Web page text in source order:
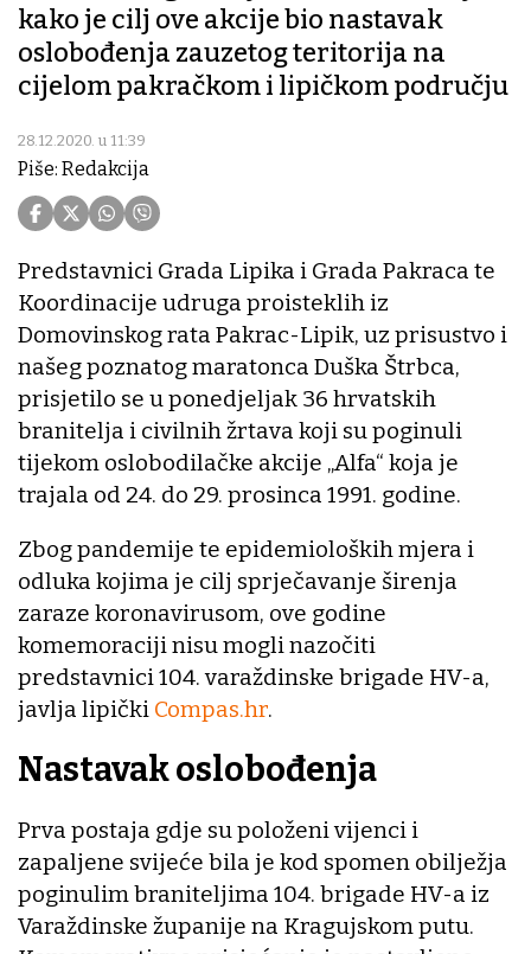
kako je cilj ove akcije bio nastavak
oslobođenja zauzetog teritorija na
cijelom pakračkom i lipičkom području
28.12.2020. u 11:39
Piše: Redakcija
Predstavnici Grada Lipika i Grada Pakraca te
Koordinacije udruga proisteklih iz
Domovinskog rata Pakrac-Lipik, uz prisustvo i
našeg poznatog maratonca Duška Štrbca,
prisjetilo se u ponedjeljak 36 hrvatskih
branitelja i civilnih žrtava koji su poginuli
tijekom oslobodilačke akcije „Alfa“ koja je
trajala od 24. do 29. prosinca 1991. godine.
Zbog pandemije te epidemioloških mjera i
odluka kojima je cilj sprječavanje širenja
zaraze koronavirusom, ove godine
komemoraciji nisu mogli nazočiti
predstavnici 104. varaždinske brigade HV-a,
javlja lipički Compas.hr.
Nastavak oslobođenja
Prva postaja gdje su položeni vijenci i
zapaljene svijeće bila je kod spomen obilježja
poginulim braniteljima 104. brigade HV-a iz
Varaždinske županije na Kragujskom putu.